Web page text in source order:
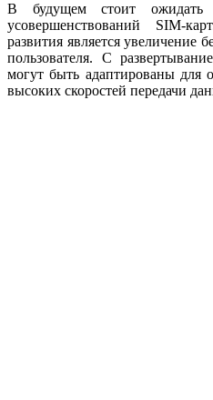
В будущем стоит ожидать
усовершенствований SIM-
развития является увеличение
пользователя. С
могут быть адаптированы для
высоких скоростей передачи